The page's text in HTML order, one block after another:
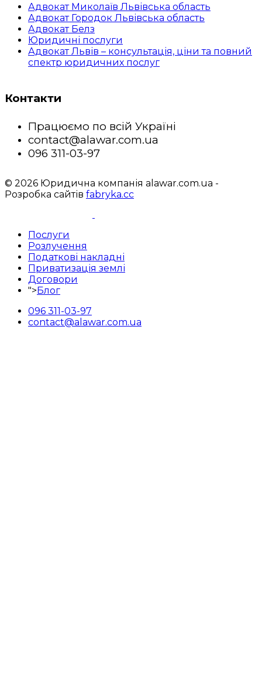
Адвокат Миколаїв Львівська область
Адвокат Городок Львівська область
Адвокат Белз
Юридичні послуги
Адвокат Львів – консультація, ціни та повний
спектр юридичних послуг
Контакти
Працюємо по всій Україні
contact@alawar.com.ua
096 311-03-97
© 2026 Юридична компанія alawar.com.ua -
Розробка сайтів fabryka.cc
Послуги
Розлучення
Податкові накладні
Приватизація землі
Договори
">Блог
096 311-03-97
contact@alawar.com.ua